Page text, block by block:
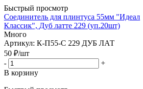
Быстрый просмотр
Соединитель для плинтуса 55мм "Идеал
Классик", Дуб латте 229 (уп.20шт)
Много
Артикул: К-П55-С 229 ДУБ ЛАТ
50 ₽/шт
-
+
В корзину